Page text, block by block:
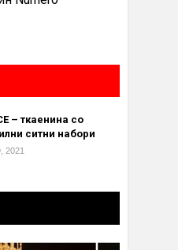
– ткаенина со
ситни набори
2021